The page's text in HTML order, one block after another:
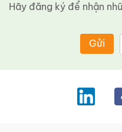
Hãy đăng ký để nhận
Gửi